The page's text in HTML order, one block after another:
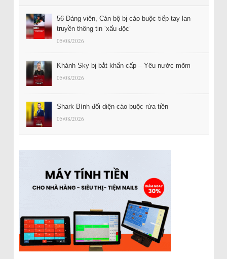
56 Đảng viên, Cán bộ bị cáo buộc tiếp tay lan
truyền thông tin ‘xấu độc’
05/08/2026
Khánh Sky bị bắt khẩn cấp – Yêu nước mõm
05/08/2026
Shark Bình đối diện cáo buộc rửa tiền
05/08/2026